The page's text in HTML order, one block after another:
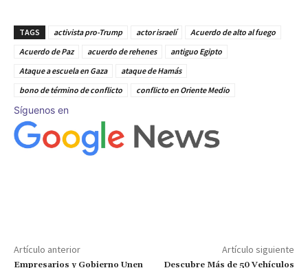
TAGS activista pro-Trump actor israelí
Acuerdo de alto al fuego
Acuerdo de Paz
acuerdo de rehenes
antiguo Egipto
Ataque a escuela en Gaza
ataque de Hamás
bono de término de conflicto
conflicto en Oriente Medio
Síguenos en
Artículo anterior
Empresarios y Gobierno Unen
Artículo siguiente
Descubre Más de 50 Vehículos